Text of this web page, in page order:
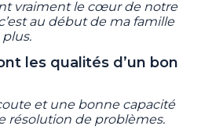
vraiment le cœur de notre
au début de ma famille
les qualités d’un bon
et une bonne capacité
résolution de problèmes.